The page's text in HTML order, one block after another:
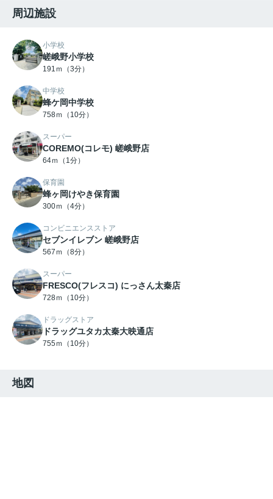
周辺施設
小学校
嵯峨野小学校
191ｍ（3分）
中学校
蜂ケ岡中学校
758ｍ（10分）
スーパー
COREMO(コレモ) 嵯峨野店
64ｍ（1分）
保育園
蜂ヶ岡けやき保育園
300ｍ（4分）
コンビニエンスストア
セブンイレブン 嵯峨野店
567ｍ（8分）
スーパー
FRESCO(フレスコ) にっさん太秦店
728ｍ（10分）
ドラッグストア
ドラッグユタカ太秦大映通店
755ｍ（10分）
地図